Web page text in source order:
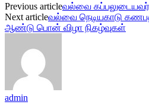
Previous articleவல்வை
Next articleவல்வை நெடியகாடு
ஆண்டு பொன் விழா நிகழ்வுகள்
admin